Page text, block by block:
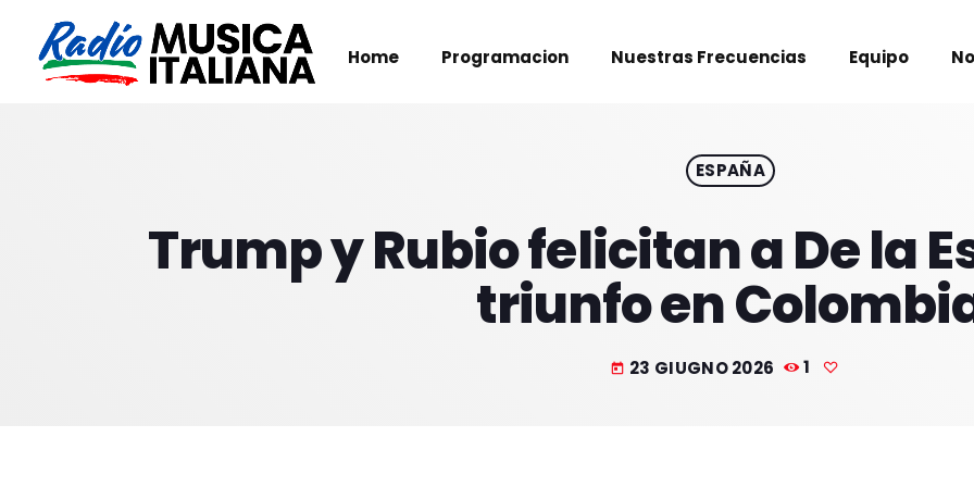
Home Programacion Nuestras Frecuencias Equipo
ESPAÑA
Trump y Rubio felicitan a De la
triunfo en
today 23 GIUGNO 2026 1